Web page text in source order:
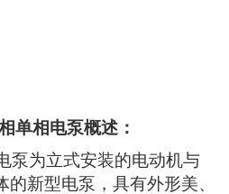
单相电泵概述：
泵为立式安装的电动机与
新型电泵，具有外形美、